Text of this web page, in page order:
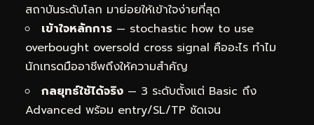
สถาบันระดับโลก มาย่อยให้เข้าใจง่ายที่สุด
เข้าใจหลักการ — stochastic how to use
overbought oversold cross signal คืออะไร ทำไม
นักเทรดมืออาชีพถึงให้ความสำคัญ
กลยุทธ์ใช้ได้จริง — 3 ระดับตั้งแต่ Basic ถึง
Advanced พร้อม entry/SL/TP ชัดเจน